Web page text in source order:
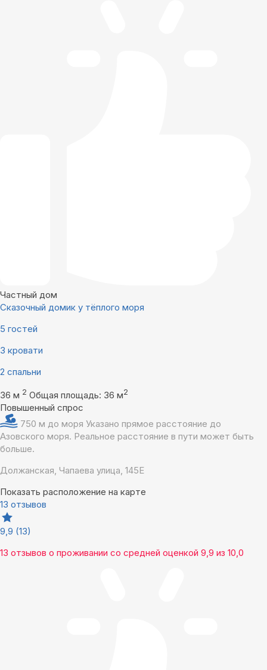
Частный дом
Сказочный домик у тёплого моря
5 гостей
3 кровати
2 спальни
36 м 2 Общая площадь: 36 м2
Повышенный спрос
750 м до моря Указано прямое расстояние до
Азовского моря. Реальное расстояние в пути может быть
больше.
Должанская, Чапаева улица, 145Е
Показать расположение на карте
13 отзывов
9,9 (13)
13 отзывов о проживании со средней оценкой 9,9 из 10,0